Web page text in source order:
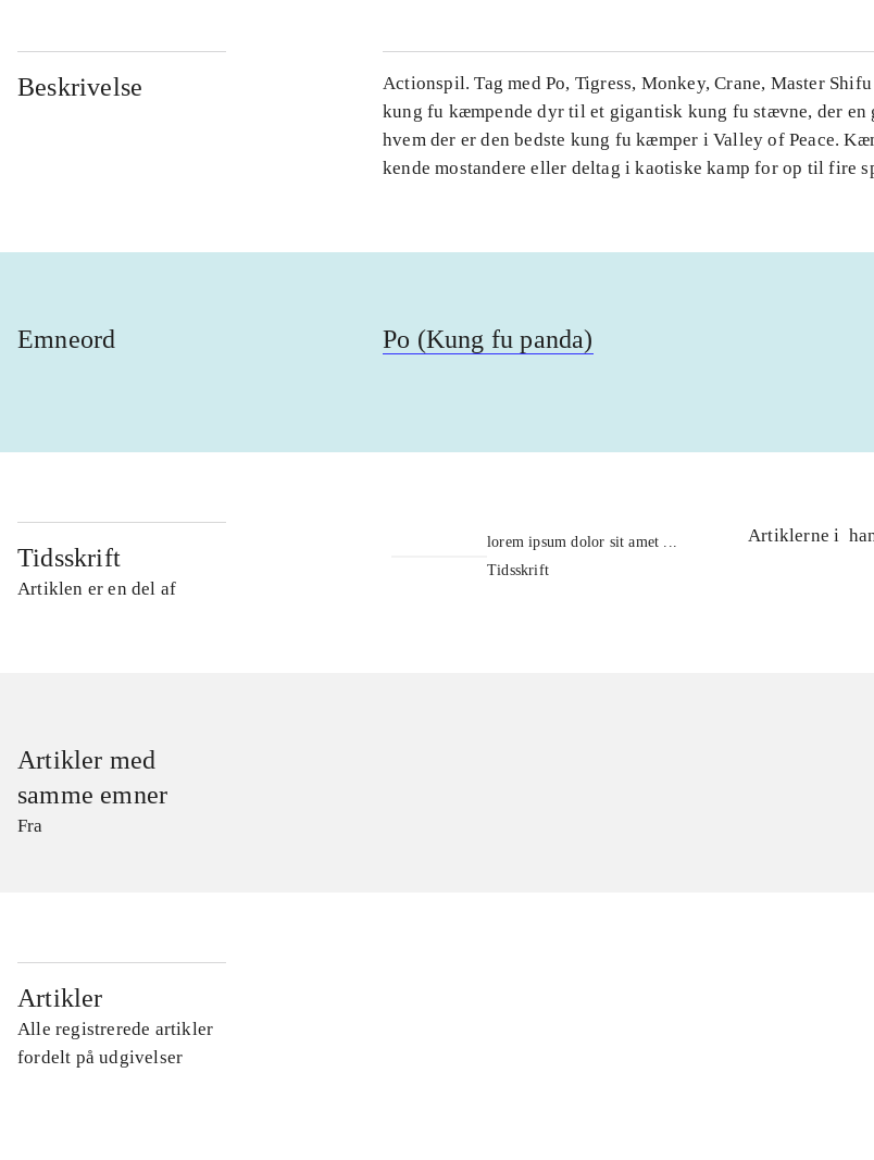
Beskrivelse
Actionspil. Tag med Po, Tigress, Monkey, Crane, Master
kung fu kæmpende dyr til et gigantisk kung fu stævne, der
hvem der er den bedste kung fu kæmper i Valley of Peace.
kende mostandere eller deltag i kaotiske kamp for op til fire
Emneord Po (Kung fu panda)
Tidsskrift
Artiklen er en del af
lorem ipsum dolor sit amet ...
Tidsskrift
Artiklerne i
Artikler med
samme emner
Fra
Artikler
Alle registrerede artikler
fordelt på udgivelser